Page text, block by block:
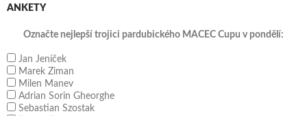
ANKETY
Označte nejlepší trojici pardubického MACEC Cupu v pondělí:
Jan Jeníček
Marek Ziman
Milen Manev
Adrian Sorin Gheorghe
Sebastian Szostak